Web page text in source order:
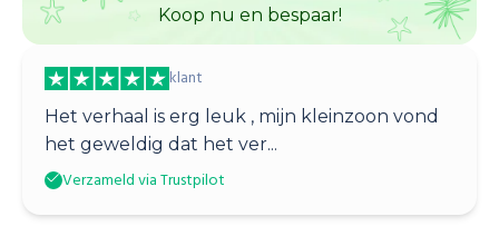
Koop nu en bespaar!
klant
Het verhaal is erg leuk , mijn kleinzoon vond
het geweldig dat het ver...
Verzameld via Trustpilot